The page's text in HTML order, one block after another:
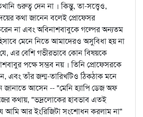
গুরুত্ব দেন না । কিন্তু, তা-সত্ত্বেও,
কথা জানেন বলেই প্রোফেসর
না এবং অবিনাশবাবুকে গল্পের অন্যতম
হিসাবে মেনে নিতে আমাদেরও অসুবিধা হয় না
এর বেশি গভীরভাবে কোন বিষয়কে
পক্ষে সম্ভব নয় । তিনি প্রোফেসরকে
এবং তাঁর জন্ম-তারিখটিও ঠিকঠাক মনে
জানাতে আসেন -- "মেনি হ্যাপি ডেজ অফ
কথায়, "ভদ্রলোকের হাবভাব এতই
আমি আর ইংরিজিটা সংশোধন করলাম না"